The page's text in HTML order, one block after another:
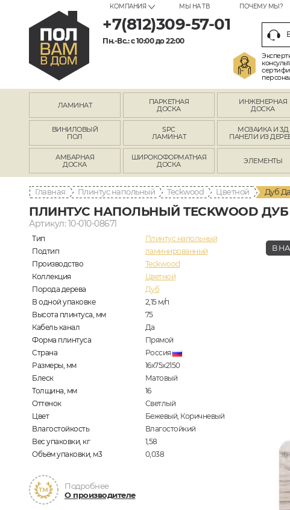
КОМПАНИЯ МЫ НА ТВ ПОЧЕМУ МЫ?
+7(812)309-57-01
Пн.-Вс.: с 10:00 до 22:00
ЛАМИНАТ
ПАРКЕТНАЯ
ДОСКА
ИНЖЕНЕРНАЯ
ДОСКА
ВИНИЛОВЫЙ
ПОЛ
SPC
ЛАМИНАТ
МОЗАИКА И 3Д
ПАНЕЛИ ИЗ
АМБАРНАЯ
ДОСКА
ШИРОКОФОРМАТНАЯ
ДОСКА
ЭЛЕМЕНТЫ
Главная Плинтус напольный Teckwood Цветной Дуб
ПЛИНТУС НАПОЛЬНЫЙ TECKWOOD
Артикул: 10-010-08671
Тип
Плинтус напольный
Подтип
ламинированный
Производство
Teckwood
Коллекция
Цветной
Порода дерева
Дуб
В одной упаковке
2,15 м/п
Высота плинтуса, мм
75
Кабель канал
Да
Форма плинтуса
Прямой
Страна
Россия
Размеры, мм
16х75х2150
Блеск
Матовый
Толщина, мм
16
Оттенок
Светлый
Цвет
Бежевый, Коричневый
Влагостойкость
Влагостойкий
Вес упаковки, кг
1,58
Объём упаковки, м3
0,038
Подробнее
О производителе
В